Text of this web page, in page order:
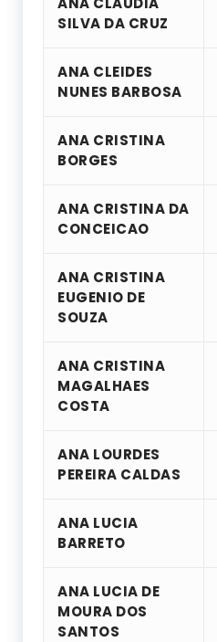
SILVA DA CRUZ
ANA CLEIDES
NUNES BARBOSA
ANA CRISTINA
BORGES
ANA CRISTINA DA
CONCEICAO
ANA CRISTINA
EUGENIO DE
SOUZA
ANA CRISTINA
MAGALHAES
COSTA
ANA LOURDES
PEREIRA CALDAS
ANA LUCIA
BARRETO
ANA LUCIA DE
MOURA DOS
SANTOS